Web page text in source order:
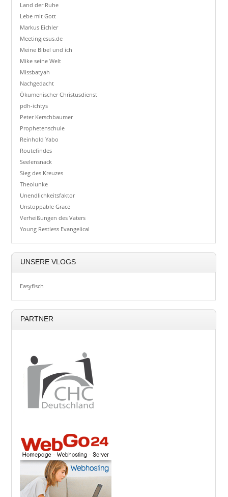
Land der Ruhe
Lebe mit Gott
Markus Eichler
Meetingjesus.de
Meine Bibel und ich
Mike seine Welt
Missbatyah
Nachgedacht
Ökumenischer Christusdienst
pdh-ichtys
Peter Kerschbaumer
Prophetenschule
Reinhold Yabo
Routefindes
Seelensnack
Sieg des Kreuzes
Theolunke
Unendlichkeitsfaktor
Unstoppable Grace
Verheißungen des Vaters
Young Restless Evangelical
UNSERE VLOGS
Easyfisch
PARTNER